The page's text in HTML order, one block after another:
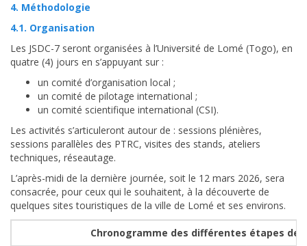
4. Méthodologie
4.1. Organisation
Les JSDC-7 seront organisées à l’Université de Lomé (Togo), en
quatre (4) jours en s’appuyant sur :
un comité d’organisation local ;
un comité de pilotage international ;
un comité scientifique international (CSI).
Les activités s’articuleront autour de : sessions plénières,
sessions parallèles des PTRC, visites des stands, ateliers
techniques, réseautage.
L’après-midi de la dernière journée, soit le 12 mars 2026, sera
consacrée, pour ceux qui le souhaitent, à la découverte de
quelques sites touristiques de la ville de Lomé et ses environs.
Chronogramme des différentes étapes des